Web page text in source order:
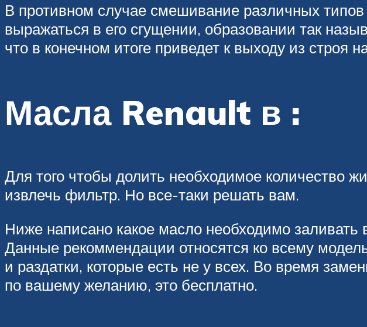
В противном случае смешивание различных
выражаться в его сгущении, образовании так
что в конечном итоге приведет к выходу из строя
Масла Renault в :
Для того чтобы долить необходимое количество
извлечь фильтр. Но все-таки решать вам.
Ниже написано какое масло необходимо заливать
Данные рекоммендации относятся ко всему
и раздатки, которые есть не у всех. Во время
по вашему желанию, это бесплатно.